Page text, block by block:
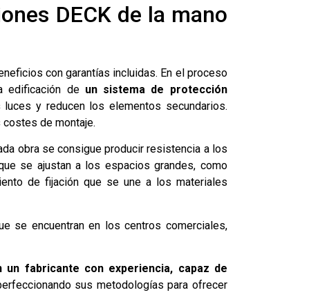
DECK de la mano
con garantías incluidas. En el proceso
edificación deun sistema de protección
y reducen los elementos secundarios.
de montaje.
obra se consigue producir resistencia a los
se ajustan a los espacios grandes, como
de fijación que se une a los materiales
se encuentran en los centros comerciales,
un fabricante con experiencia, capaz de
sus metodologías para ofrecer